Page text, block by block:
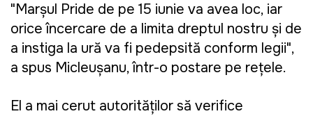
"Marșul Pride de pe 15 iunie va avea loc, iar
orice încercare de a limita dreptul nostru și de
a instiga la ură va fi pedepsită conform legii",
a spus Micleușanu, într-o postare pe rețele.
El a mai cerut autorităților să verifice